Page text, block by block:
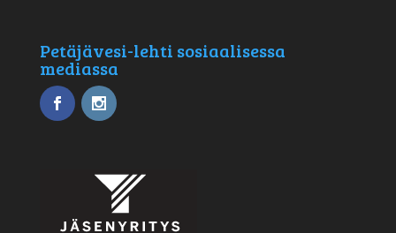
Petäjävesi-lehti sosiaalisessa
mediassa